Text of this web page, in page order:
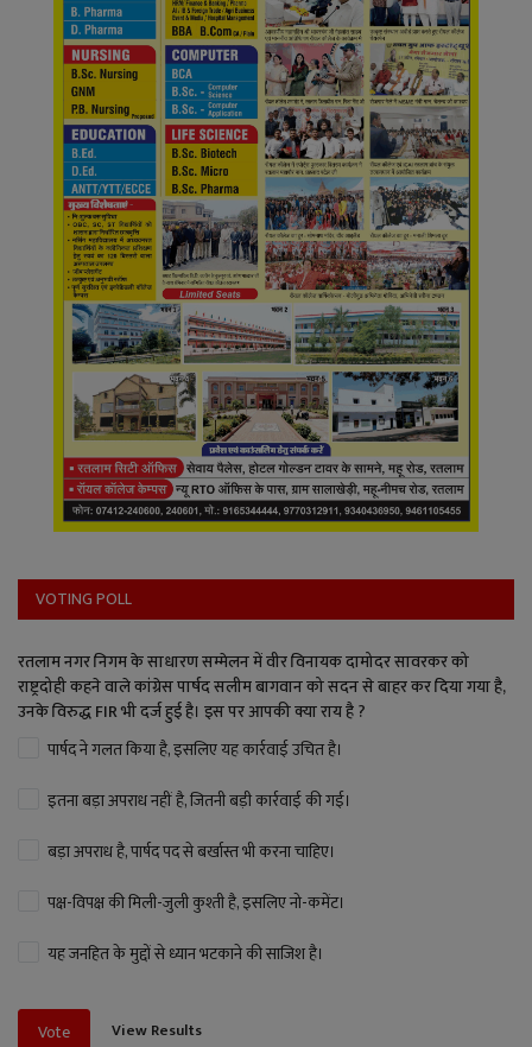
VOTING POLL
रतलाम नगर निगम के साधारण सम्मेलन में वीर विनायक दामोदर सावरकर को
राष्ट्रदोही कहने वाले कांग्रेस पार्षद सलीम बागवान को सदन से बाहर कर दिया गया है,
उनके विरुद्ध FIR भी दर्ज हुई है। इस पर आपकी क्या राय है ?
पार्षद ने गलत किया है, इसलिए यह कार्रवाई उचित है।
इतना बड़ा अपराध नहीं है, जितनी बड़ी कार्रवाई की गई।
बड़ा अपराध है, पार्षद पद से बर्खास्त भी करना चाहिए।
पक्ष-विपक्ष की मिली-जुली कुश्ती है, इसलिए नो-कमेंट।
यह जनहित के मुद्दों से ध्यान भटकाने की साजिश है।
Vote View Results